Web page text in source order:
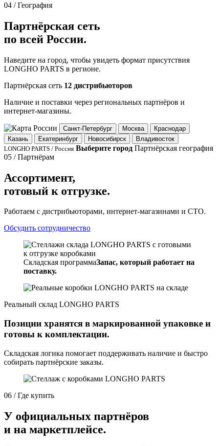
04 / География
Партнёрская сеть
по всей России.
Наведите на город, чтобы увидеть формат присутствия
LONGHO PARTS в регионе.
Партнёрская сеть 12 дистрибьюторов
Наличие и поставки через региональных партнёров и
интернет-магазины.
Санкт-Петербург Москва
Краснодар
Казань
Екатеринбург Новосибирск
Владивосток
LONGHO PARTS / Россия Выберите город Партнёрская география
05 / Партнёрам
Ассортимент,
готовый к отгрузке.
Работаем с дистрибьюторами, интернет-магазинами и СТО.
Обсудить сотрудничество
Складская программаЗапас, который работает на
поставку.
Реальный склад LONGHO PARTS
Позиции хранятся в маркированной упаковке и
готовы к комплектации.
Складская логика помогает поддерживать наличие и быстро
собирать партнёрские заказы.
06 / Где купить
У официальных партнёров
и на маркетплейсе.